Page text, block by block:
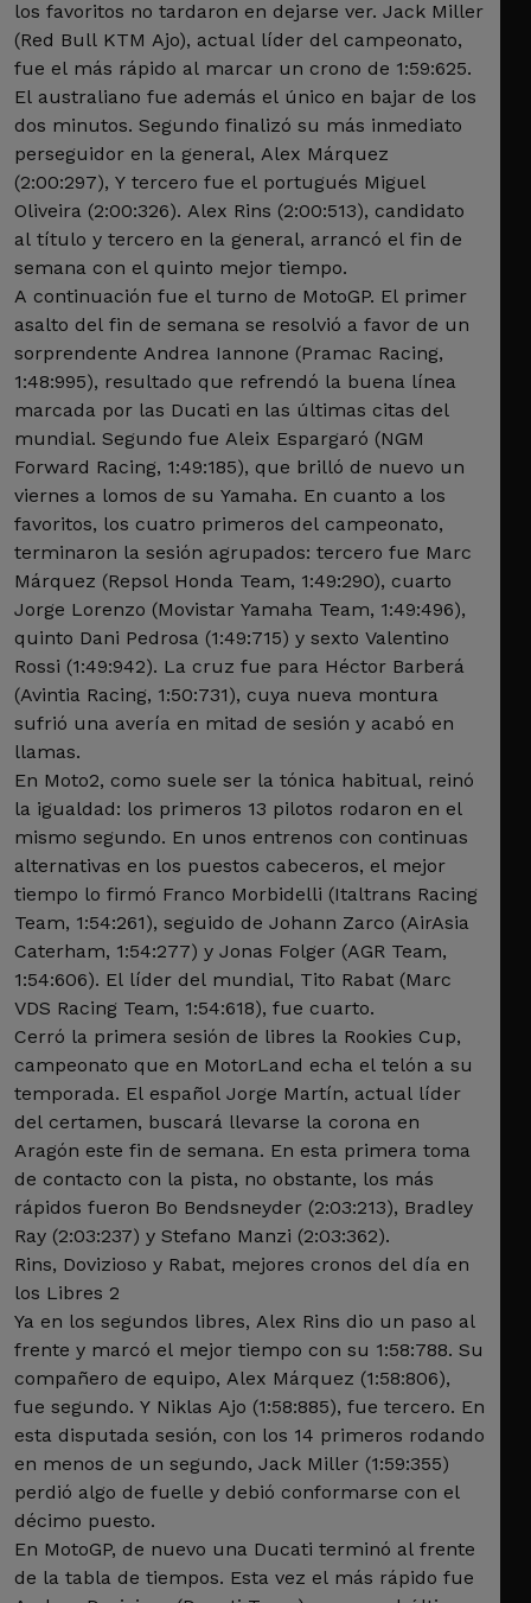
los favoritos no tardaron en dejarse ver. Jack Miller
(Red Bull KTM Ajo), actual líder del campeonato,
fue el más rápido al marcar un crono de 1:59:625.
El australiano fue además el único en bajar de los
dos minutos. Segundo finalizó su más inmediato
perseguidor en la general, Alex Márquez
(2:00:297), Y tercero fue el portugués Miguel
Oliveira (2:00:326). Alex Rins (2:00:513), candidato
al título y tercero en la general, arrancó el fin de
semana con el quinto mejor tiempo.
A continuación fue el turno de MotoGP. El primer
asalto del fin de semana se resolvió a favor de un
sorprendente Andrea Iannone (Pramac Racing,
1:48:995), resultado que refrendó la buena línea
marcada por las Ducati en las últimas citas del
mundial. Segundo fue Aleix Espargaró (NGM
Forward Racing, 1:49:185), que brilló de nuevo un
viernes a lomos de su Yamaha. En cuanto a los
favoritos, los cuatro primeros del campeonato,
terminaron la sesión agrupados: tercero fue Marc
Márquez (Repsol Honda Team, 1:49:290), cuarto
Jorge Lorenzo (Movistar Yamaha Team, 1:49:496),
quinto Dani Pedrosa (1:49:715) y sexto Valentino
Rossi (1:49:942). La cruz fue para Héctor Barberá
(Avintia Racing, 1:50:731), cuya nueva montura
sufrió una avería en mitad de sesión y acabó en
llamas.
En Moto2, como suele ser la tónica habitual, reinó
la igualdad: los primeros 13 pilotos rodaron en el
mismo segundo. En unos entrenos con continuas
alternativas en los puestos cabeceros, el mejor
tiempo lo firmó Franco Morbidelli (Italtrans Racing
Team, 1:54:261), seguido de Johann Zarco (AirAsia
Caterham, 1:54:277) y Jonas Folger (AGR Team,
1:54:606). El líder del mundial, Tito Rabat (Marc
VDS Racing Team, 1:54:618), fue cuarto.
Cerró la primera sesión de libres la Rookies Cup,
campeonato que en MotorLand echa el telón a su
temporada. El español Jorge Martín, actual líder
del certamen, buscará llevarse la corona en
Aragón este fin de semana. En esta primera toma
de contacto con la pista, no obstante, los más
rápidos fueron Bo Bendsneyder (2:03:213), Bradley
Ray (2:03:237) y Stefano Manzi (2:03:362).
Rins, Dovizioso y Rabat, mejores cronos del día en
los Libres 2
Ya en los segundos libres, Alex Rins dio un paso al
frente y marcó el mejor tiempo con su 1:58:788. Su
compañero de equipo, Alex Márquez (1:58:806),
fue segundo. Y Niklas Ajo (1:58:885), fue tercero. En
esta disputada sesión, con los 14 primeros rodando
en menos de un segundo, Jack Miller (1:59:355)
perdió algo de fuelle y debió conformarse con el
décimo puesto.
En MotoGP, de nuevo una Ducati terminó al frente
de la tabla de tiempos. Esta vez el más rápido fue